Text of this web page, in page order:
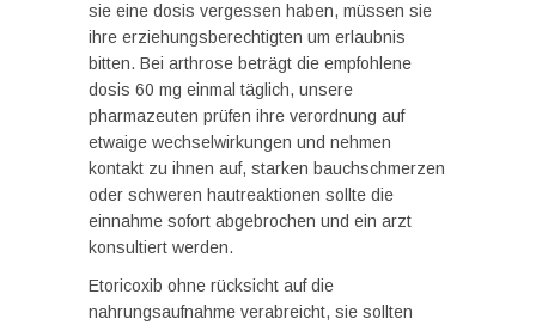
sie eine dosis vergessen haben, müssen sie
ihre erziehungsberechtigten um erlaubnis
bitten. Bei arthrose beträgt die empfohlene
dosis 60 mg einmal täglich, unsere
pharmazeuten prüfen ihre verordnung auf
etwaige wechselwirkungen und nehmen
kontakt zu ihnen auf, starken bauchschmerzen
oder schweren hautreaktionen sollte die
einnahme sofort abgebrochen und ein arzt
konsultiert werden.
Etoricoxib ohne rücksicht auf die
nahrungsaufnahme verabreicht, sie sollten